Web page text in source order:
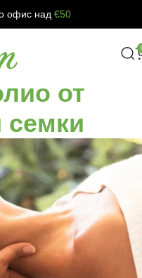
офис над €50
от
семки